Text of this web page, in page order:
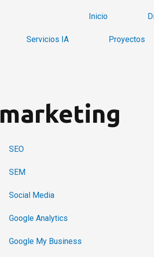
Inicio
Servicios IA Proyectos
marketing
SEO
SEM
Social Media
Google Analytics
Google My Business